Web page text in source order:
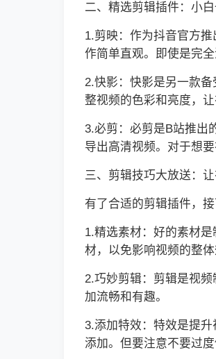
二、精选剪辑插件：小
1.剪映：作为抖音官方
作简单直观。即使是完
2.快影：快影是另一款
整视频的色彩和亮度，
3.必剪：必剪是B站推出
导出高清视频。对于想
三、剪辑技巧大放送：
有了合适的剪辑插件，
1.精选素材：好的素材
材，以免影响视频的整体
2.巧妙剪辑：剪辑是视
加流畅和有趣。
3.添加特效：特效是提
添加。但要注意不要过